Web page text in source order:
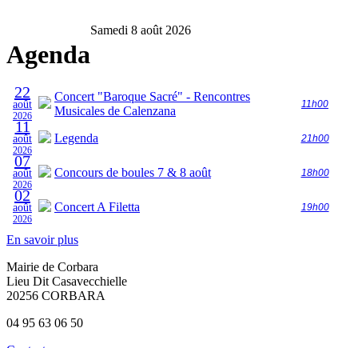
Agenda
Samedi 8 août 2026
22
août
2026
Concert "Baroque Sacré" - Rencontres
Musicales de Calenzana
11h00
11
août
2026
Legenda 21h00
07
août
2026
Concours de boules 7 & 8 août 18h00
02
août
2026
Concert A Filetta 19h00
En savoir plus
Mairie de Corbara
Lieu Dit Casavecchielle
20256 CORBARA
04 95 63 06 50